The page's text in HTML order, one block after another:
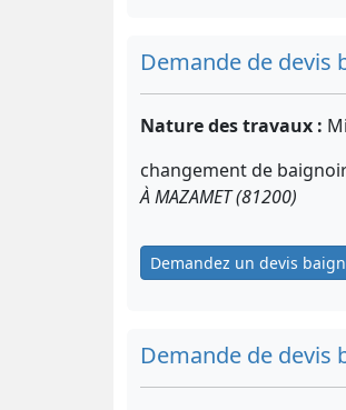
Demande de devis
Nature des travaux :
changement de
À MAZAMET (81200)
Demandez un devis
Demande de devis